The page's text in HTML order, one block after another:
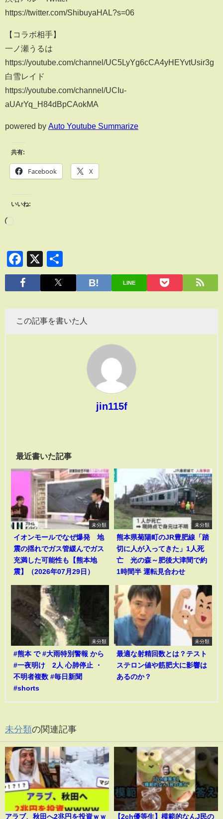
https://twitter.com/ShibuyaHAL?s=06
【コラボ相手】
一ノ瀬うるは
https://youtube.com/channel/UC5LyYg6cCA4yHEYvtUsir3g
白雪レイド
https://youtube.com/channel/UCIu-
aUArYq_H84dBpCAokMA
powered by Auto Youtube Summarize
共有:
Facebook X
いいね:
Facebook
X
有
LINE
この記事を書いた人
jin115f
最近書いた記事
未分類
イオンモールでなぜ爆発 地
震の揺れでガス管緩んでガス
充満した可能性も【熊本地
震】（2026年07月29日）
未分類
熊本県菊陽町のJR豊肥線「踏
切に人が入ってきた」1人死
亡 光の森～肥後大津間で約
1時間半 運転見合わせ
未分類
#熊本 で #大雨特別警報 から
#一夜明け 2人 心肺停止 ・
不明者複数 #毎日新聞
#shorts
未分類
最適な射精回数とは？テスト
ステロン値や筋肥大に影響は
あるのか？
未分類の関連記事
アラブ、秋田へ2兆円を投資ｗｗ 【2ch優等生】模範的なんJ民の